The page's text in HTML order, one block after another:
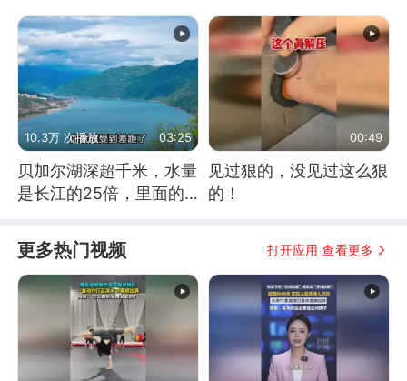
球撞个坑
10.3万 次播放 03:25
贝加尔湖深超千米，水量
是长江的25倍，里面的
00:49
见过狠的，没见过这么狠
的！
更多热门视频 打开应用 查看更多